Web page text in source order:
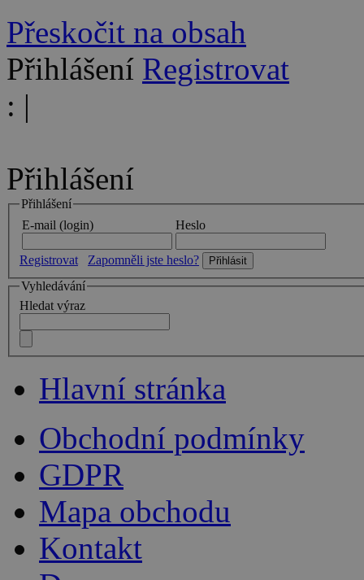
Přeskočit na obsah
Přihlášení Registrovat
: |
Přihlášení
Přihlášení
E-mail (login)
Heslo
Registrovat
Zapomněli jste heslo?
Vyhledávání
Hledat výraz
Hlavní stránka
Obchodní podmínky
GDPR
Mapa obchodu
Kontakt